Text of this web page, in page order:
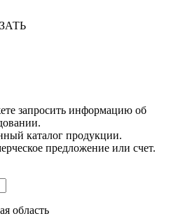
запросить информацию об
каталог продукции.
предложение или счет.
область